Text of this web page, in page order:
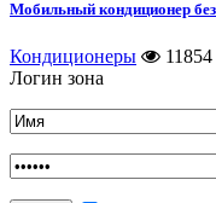
Мобильный кондиционер
Кондиционеры
11854
Логин зона